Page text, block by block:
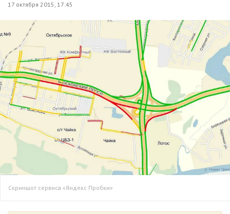
17 октября 2015, 17:45
Скриншот сервиса «Яндекс Пробки»